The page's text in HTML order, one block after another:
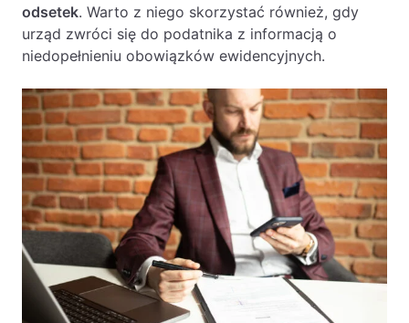
odsetek. Warto z niego skorzystać również, gdy
urząd zwróci się do podatnika z informacją o
niedopełnieniu obowiązków ewidencyjnych.